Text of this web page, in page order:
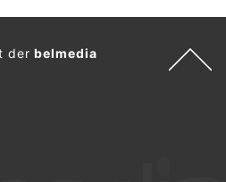
derbelmedia